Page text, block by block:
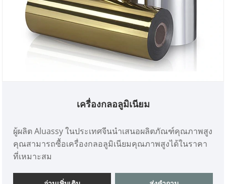
เครื่องกลอลูมิเนียม
ผู้ผลิต Aluassy ในประเทศจีนนำเสนอผลิตภัณฑ์คุณภาพสูง
คุณสามารถซื้อเครื่องกลอลูมิเนียมคุณภาพสูงได้ในราคา
ที่เหมาะสม